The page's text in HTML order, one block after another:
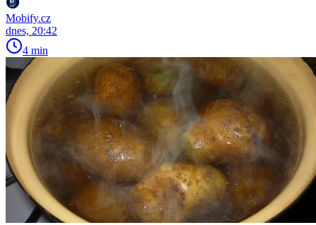
Mobify.cz
dnes, 20:42
4 min